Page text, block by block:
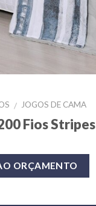
/ JOGOS DE CAMA
Fios Stripes
ORÇAMENTO